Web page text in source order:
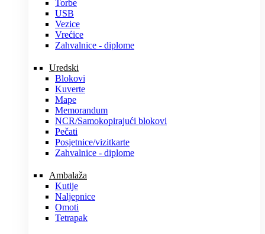
Torbe
USB
Vezice
Vrećice
Zahvalnice - diplome
Uredski
Blokovi
Kuverte
Mape
Memorandum
NCR/Samokopirajući blokovi
Pečati
Posjetnice/vizitkarte
Zahvalnice - diplome
Ambalaža
Kutije
Naljepnice
Omoti
Tetrapak